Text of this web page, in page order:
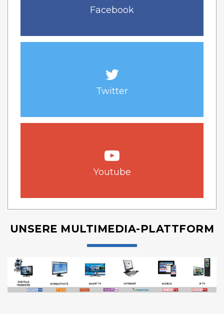
Facebook
Twitter
Youtube
UNSERE MULTIMEDIA-PLATTFORM